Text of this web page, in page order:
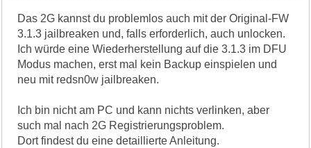
Das 2G kannst du problemlos auch mit der Original-FW
3.1.3 jailbreaken und, falls erforderlich, auch unlocken.
Ich würde eine Wiederherstellung auf die 3.1.3 im DFU
Modus machen, erst mal kein Backup einspielen und
neu mit redsn0w jailbreaken.
Ich bin nicht am PC und kann nichts verlinken, aber
such mal nach 2G Registrierungsproblem.
Dort findest du eine detaillierte Anleitung.